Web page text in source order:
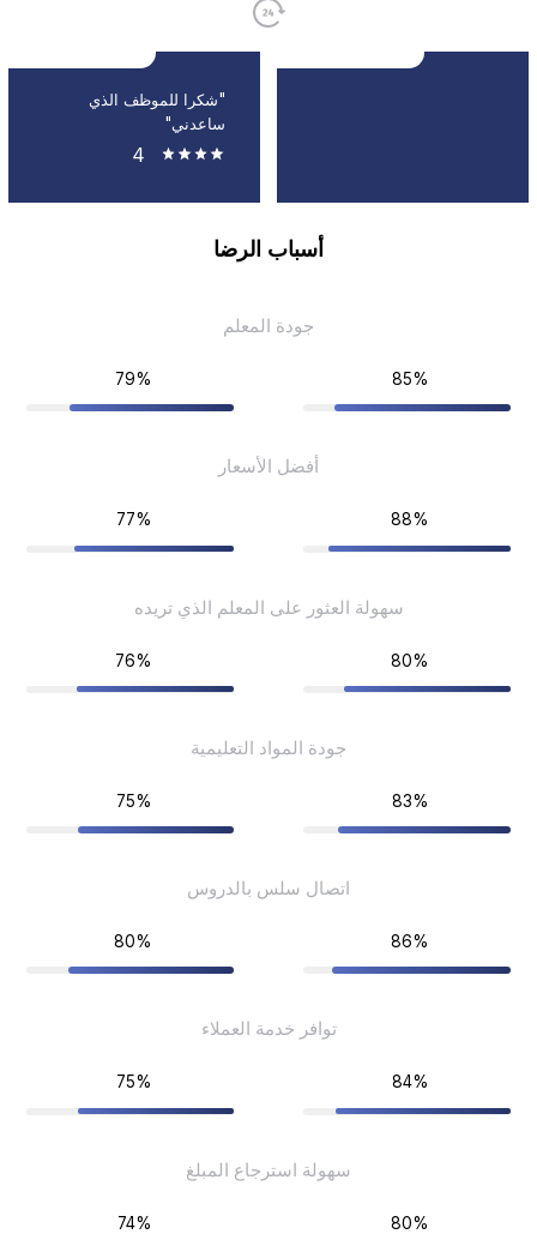
"شكرا للموظف الذي
ساعدني"
4
أسباب الرضا
جودة المعلم
85%
79%
أفضل الأسعار
88%
77%
سهولة العثور على المعلم الذي تريده
80%
76%
جودة المواد التعليمية
83%
75%
اتصال سلس بالدروس
86%
80%
توافر خدمة العملاء
84%
75%
سهولة استرجاع المبلغ
80%
74%